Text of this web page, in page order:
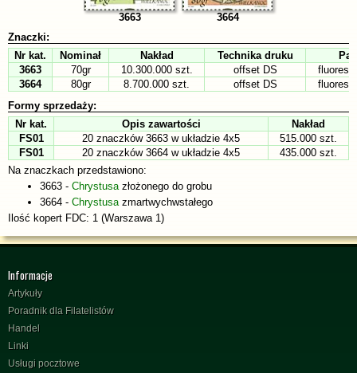
3663
3664
Znaczki:
Nr kat.
Nominał Nakład Technika druku
3663
70gr 10.300.000 szt. offset DS
3664
80gr 8.700.000 szt. offset DS
Formy sprzedaży:
Nr kat.
Opis zawartości
Nakład
FS01
20 znaczków 3663 w układzie 4x5
515.000 szt.
FS01
20 znaczków 3664 w układzie 4x5
435.000 szt.
Na znaczkach przedstawiono:
3663 - Chrystusa złożonego do grobu
3664 - Chrystusa zmartwychwstałego
Ilość kopert FDC: 1 (Warszawa 1)
Informacje
Artykuły
Poradnik dla Filatelistów
Handel
Linki
Usługi pocztowe